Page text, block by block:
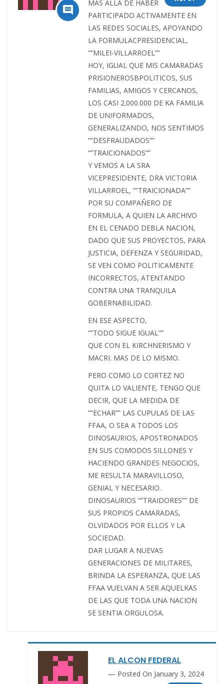

MAS ALLA DE HABER
PARTICIPADO ACTIVAMENTE EN
LAS REDES SOCIALES, APOYANDO
LA FORMULACPRESIDENCIAL,
“”MILEI-VILLARROEL””
HOY, IGUAL QUE MIS CAMARADAS
PRISIONEROSBPOLITICOS, SUS
FAMILIAS, AMIGOS Y CERCANOS,
LOS CASI 2.000.000 DE KA FAMILIA
DE UNIFORMADOS,
GENERALIZANDO, NOS SENTIMOS
“”DESFRAUDADOS””
“”TRAICIONADOS””
Y VEMOS A LA SRA
VICEPRESIDENTE, DRA VICTORIA
VILLARROEL, “”TRAICIONADA””
POR SU COMPAÑERO DE
FORMULA, A QUIEN LA ARCHIVO
EN EL CENADO DEBLA NACION,
DADO QUE SUS PROYECTOS, PARA
JUSTICIA, DEFENZA Y SEGURIDAD,
SE VEN COMO POLITICAMENTE
INCORRECTOS, ATENTANDO
CONTRA UNA TRANQUILA
GOBERNABILIDAD.
EN ESE ASPECTO,
“”TODO SIGUE IGUAL””
QUE CON EL KIRCHNERISMO Y
MACRI. MAS DE LO MISMO.
PERO COMO LO CORTEZ NO
QUITA LO VALIENTE, TENGO QUE
DECIR, QUE LA MEDIDA DE
“”ECHAR”” LAS CUPULAS DE LAS
FFAA, O SEA A TODOS LOS
DINOSAURIOS, APOSTRONADOS
EN SUS COMODOS SILLONES Y
HACIENDO GRANDES NEGOCIOS,
ME RESULTA MARAVILLOSO,
GENIAL Y NECESARIO.
DINOSAURIOS “”TRAIDORES”” DE
SUS PROPIOS CAMARADAS,
OLVIDADOS POR ELLOS Y LA
SOCIEDAD.
DAR LUGAR A NUEVAS
GENERACIONES DE MILITARES,
BRINDA LA ESPERANZA, QUE LAS
FFAA VUELVAN A SER AQUELKAS
DE LAS QUE TODA UNA NACION
SE SENTIA ORGULOSA.
EL ALCON FEDERAL
Posted On January 3, 2024